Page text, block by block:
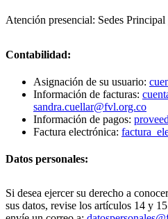
Atención presencial: Sedes
Contabilidad:
Asignación de su usuario:
Información de facturas:
sandra.cuellar@fvl.org.co
Información de pagos:
Factura electrónica:
Datos personales:
Si desea ejercer su derecho a
sus datos, revise los artículos 14 y